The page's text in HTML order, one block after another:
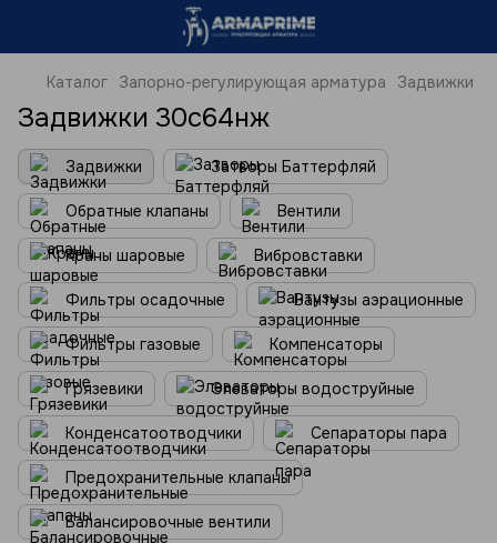
Каталог Запорно-регулирующая арматура Задвижки
Задвижки 30с64нж
Задвижки Затворы Баттерфляй
Обратные клапаны Вентили
Краны шаровые Вибровставки
Фильтры осадочные Вантузы аэрационные
Фильтры газовые Компенсаторы
Грязевики Элеваторы водоструйные
Конденсатоотводчики Сепараторы пара
Предохранительные клапаны
Балансировочные вентили